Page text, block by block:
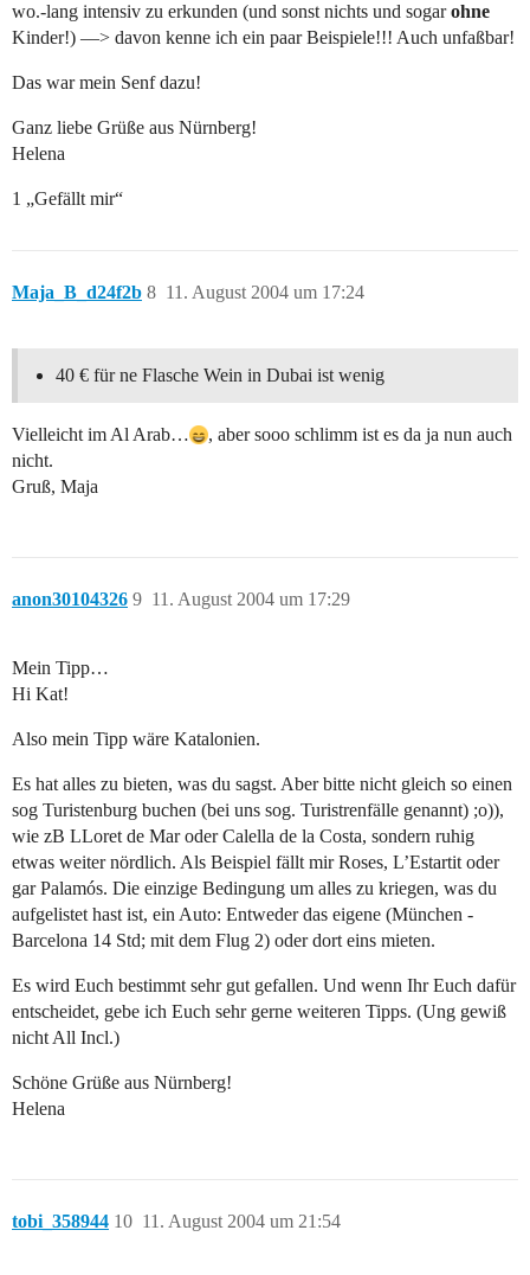
wo.-lang intensiv zu erkunden (und sonst nichts und sogarohne
Kinder!) —> davon kenne ich ein paar Beispiele!!! Auch unfaßbar!
Das war mein Senf dazu!
Ganz liebe Grüße aus Nürnberg!
Helena
1 „Gefällt mir“
Maja_B_d24f2b 11. August 2004 um 17:24
8
40 € für ne Flasche Wein in Dubai ist wenig
Vielleicht im Al Arab…
, aber sooo schlimm ist es da ja nun auch
nicht.
Gruß, Maja
anon30104326 11. August 2004 um 17:29
9
Mein Tipp…
Hi Kat!
Also mein Tipp wäre Katalonien.
Es hat alles zu bieten, was du sagst. Aber bitte nicht gleich so einen
sog Turistenburg buchen (bei uns sog. Turistrenfälle genannt) ;o)),
wie zB LLoret de Mar oder Calella de la Costa, sondern ruhig
etwas weiter nördlich. Als Beispiel fällt mir Roses, L’Estartit oder
gar Palamós. Die einzige Bedingung um alles zu kriegen, was du
aufgelistet hast ist, ein Auto: Entweder das eigene (München -
Barcelona 14 Std; mit dem Flug 2) oder dort eins mieten.
Es wird Euch bestimmt sehr gut gefallen. Und wenn Ihr Euch dafür
entscheidet, gebe ich Euch sehr gerne weiteren Tipps. (Ung gewiß
nicht All Incl.)
Schöne Grüße aus Nürnberg!
Helena
tobi_358944 11. August 2004 um 21:54
10